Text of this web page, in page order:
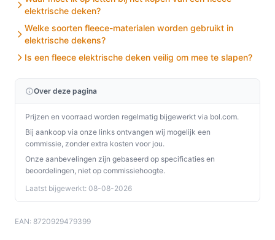
elektrische deken?
Welke soorten fleece-materialen worden gebruikt in
elektrische dekens?
Is een fleece elektrische deken veilig om mee te slapen?
Over deze pagina
Prijzen en voorraad worden regelmatig bijgewerkt via bol.com.
Bij aankoop via onze links ontvangen wij mogelijk een
commissie, zonder extra kosten voor jou.
Onze aanbevelingen zijn gebaseerd op specificaties en
beoordelingen, niet op commissiehoogte.
Laatst bijgewerkt: 08-08-2026
EAN: 8720929479399